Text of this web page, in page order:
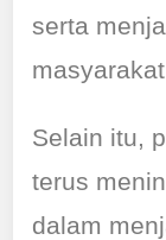
serta
Selain itu,
terus
dalam